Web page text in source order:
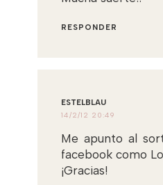
RESPONDER
ESTELBLAU
14/2/12 20:49
Me apunto al
facebook como
¡Gracias!